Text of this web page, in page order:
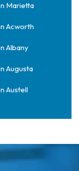
Marietta
Acworth
Albany
Augusta
Austell